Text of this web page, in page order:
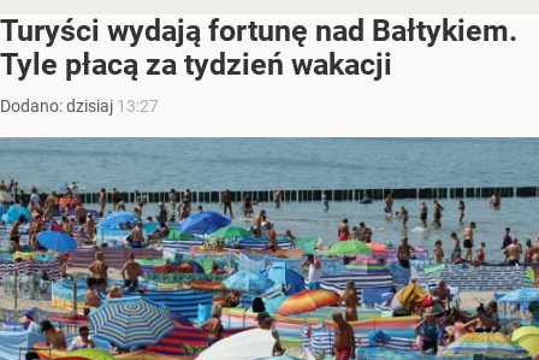
Turyści wydają fortunę nad Bałtykiem.
Tyle płacą za tydzień wakacji
Dodano:dzisiaj 13:27